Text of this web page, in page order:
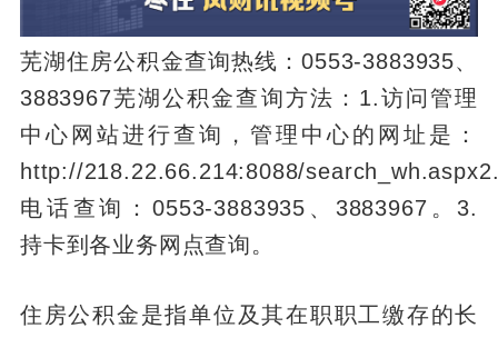
芜湖住房公积金查询热线：0553-3883935、
3883967芜湖公积金查询方法：1.访问管理
中心网站进行查询，管理中心的网址是：
http://218.22.66.214:8088/
电话查询：0553-3883935、3883967。3.
持卡到各业务网点查询。
住房公积金是指单位及其在职职工缴存的长